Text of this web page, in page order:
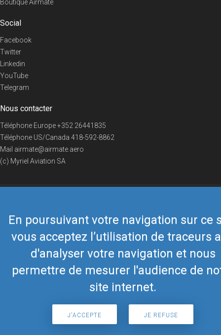
En poursuivant votre navigation sur ce
vous acceptez l’utilisation de traceurs
d'analyser votre navigation et nous
permettre de mesurer l'audience de
site internet.
J'ACCEPTE JE REFUSE
Boutique Airmate
Social
Facebook
Twitter
Linkedin
YouTube
Telegram
Nous contacter
Téléphone Europe+352 26441835
Téléphone US/Canada 418-592-8862
Mail airmate@airmate.aero
(c) Myriel Aviation SA